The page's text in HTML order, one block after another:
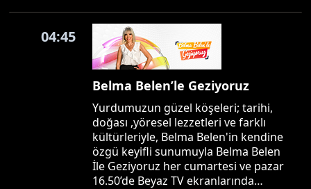
04:45
Belma Belen’le Geziyoruz
Yurdumuzun güzel köşeleri; tarihi,
doğası ,yöresel lezzetleri ve farklı
kültürleriyle, Belma Belen'in kendine
özgü keyifli sunumuyla Belma Belen
İle Geziyoruz her cumartesi ve pazar
16.50’de Beyaz TV ekranlarında…